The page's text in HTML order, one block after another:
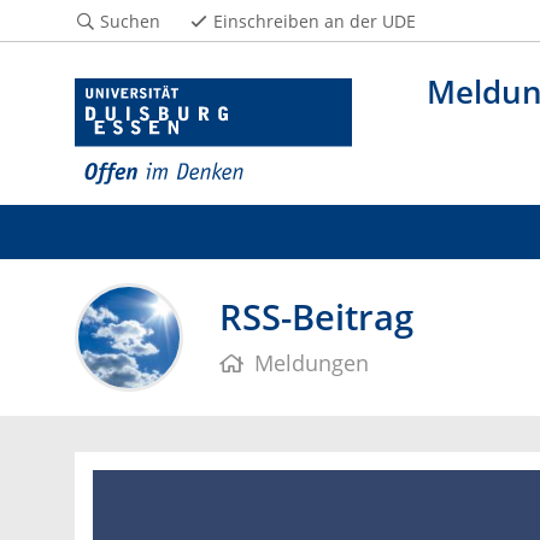
Suchen Einschreiben an der UDE
RSS-Beitrag
Meldungen